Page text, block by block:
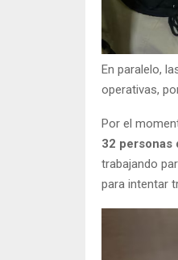
En paralelo,
operativas,
Por el
32 personas
trabajando
para intentar